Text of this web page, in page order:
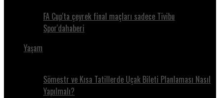
FA Cup'ta çeyrek final maçları sadece Tivibu
Spor'dahaberi
Yaşam
Sömestr ve Kısa Tatillerde Uçak Bileti Planlaması Nasıl
Yapılmalı?